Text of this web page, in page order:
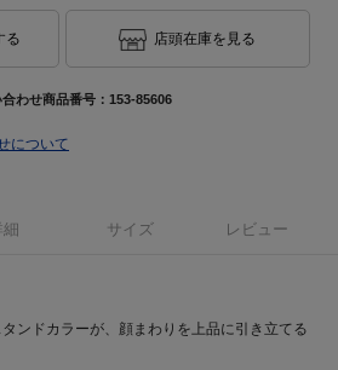
る 店頭在庫を見る
わせ商品番号： 153-85606
について
細 サイズ レビュー
ンドカラーが、顔まわりを上品に引き立てる